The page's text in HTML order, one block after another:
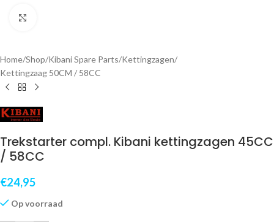
Home/Shop/Kibani Spare Parts/Kettingzagen/
Kettingzaag 50CM / 58CC
Trekstarter compl. Kibani kettingzagen 45CC
/ 58CC
€24,95
Op voorraad